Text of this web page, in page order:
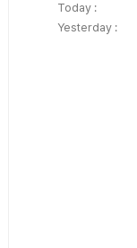
Today :
Yesterday :